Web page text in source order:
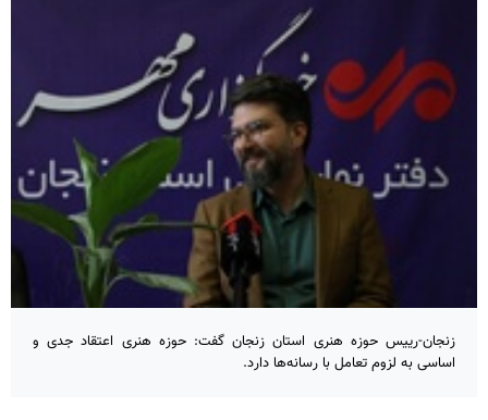
زنجان-رییس حوزه هنری استان زنجان گفت: حوزه هنری اعتقاد جدی و
اساسی به لزوم تعامل با رسانه‌ها دارد.